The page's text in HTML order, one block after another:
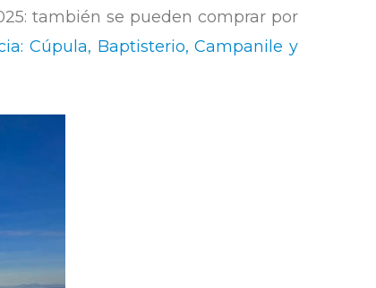
también se pueden comprar por
Cúpula, Baptisterio, Campanile y